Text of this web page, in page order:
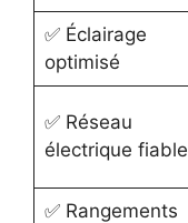
✅ Éclairage
optimisé
✅ Réseau
électrique fiable
✅ Rangements